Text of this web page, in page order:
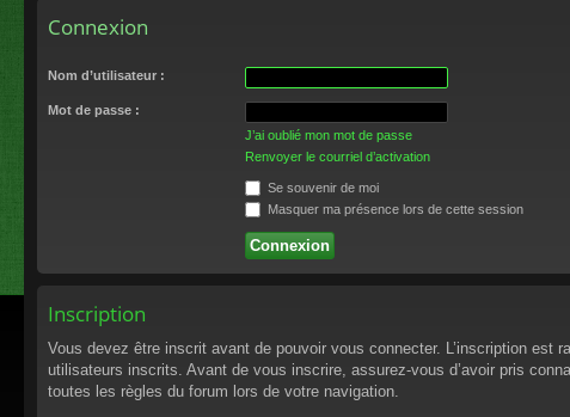
Connexion
Nom d’utilisateur :
Mot de passe :
J’ai oublié mon mot de passe
Renvoyer le courriel d’activation
Se souvenir de moi
Masquer ma présence lors de cette session
Inscription
Vous devez être inscrit avant de pouvoir vous connecter. L’inscription
utilisateurs inscrits. Avant de vous inscrire, assurez-vous d’avoir pris
toutes les règles du forum lors de votre navigation.